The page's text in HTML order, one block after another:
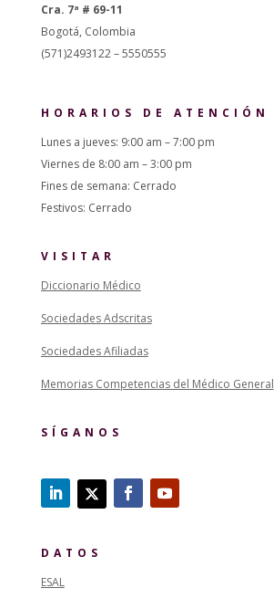
Cra. 7ª # 69-11
Bogotá, Colombia
(571)2493122 – 5550555
HORARIOS DE ATENCIÓN
Lunes a jueves: 9:00 am – 7:00 pm
Viernes de 8:00 am – 3:00 pm
Fines de semana: Cerrado
Festivos: Cerrado
VISITAR
Diccionario Médico
Sociedades Adscritas
Sociedades Afiliadas
Memorias Competencias del Médico General
SÍGANOS
DATOS
ESAL